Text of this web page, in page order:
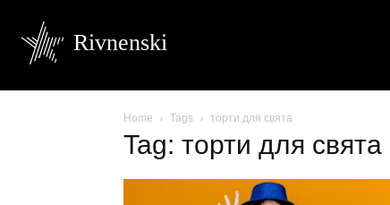
Rivnenski
Home Tags торти для свята
Tag: торти для свята